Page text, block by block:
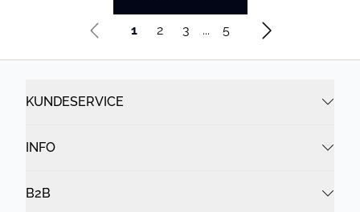
1 2 3 ... 5
KUNDESERVICE
INFO
B2B